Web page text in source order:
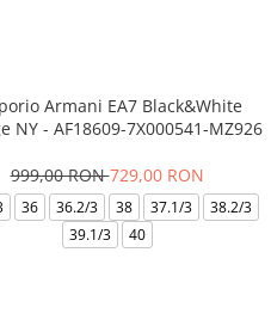
Armani EA7 Black&White
NY - AF18609-7X000541-MZ926
999,00 RON729,00 RON
36 36.2/3 38 37.1/3
38.2/3
39.1/3
40